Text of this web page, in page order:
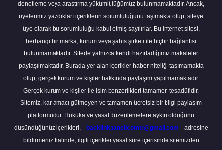
denetleme veya araştırma yükümlülüğümüz bulunmamaktadır. Ancak,
üyelerimiz yazdıkları içeriklerin sorumluluğunu taşımakta olup, siteye
üye olarak bu sorumluluğu kabul etmiş sayılırlar. Bu internet sitesi,
herhangi bir marka, kurum veya şahıs şirketi ile hiçbir bağlantısı
bulunmamaktadır. Sitede yalnızca kendi hazırladığımız makaleler
paylaşılmaktadır. Burada yer alan içerikler haber niteliği taşımamakta
olup, gerçek kurum ve kişiler hakkında paylaşım yapılmamaktadır.
Gerçek kurum ve kişiler ile isim benzerlikleri tamamen tesadüfidir.
Sitemiz, kar amacı gütmeyen ve tamamen ücretsiz bir bilgi paylaşım
platformudur. Hukuka ve yasal düzenlemelere aykırı olduğunu
düşündüğünüz içerikleri,
backlinkpanelicomtr@gmail.com
adresine
bildirmeniz halinde, ilgili içerikler yasal süre içerisinde sitemizden